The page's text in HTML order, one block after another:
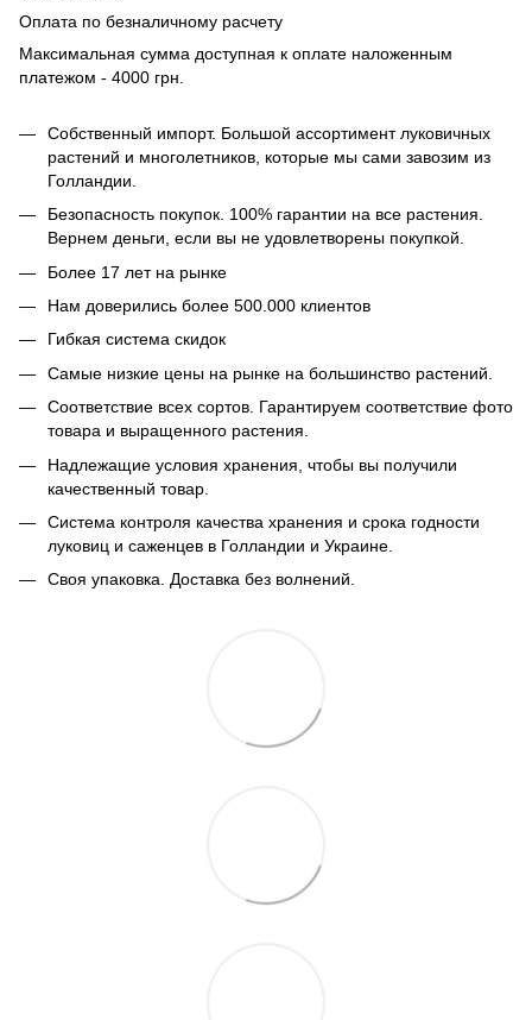
Оплата по безналичному расчету
Максимальная сумма доступная к оплате наложенным
платежом - 4000 грн.
Собственный импорт. Большой ассортимент луковичных
растений и многолетников, которые мы сами завозим из
Голландии.
Безопасность покупок. 100% гарантии на все растения.
Вернем деньги, если вы не удовлетворены покупкой.
Более 17 лет на рынке
Нам доверились более 500.000 клиентов
Гибкая система скидок
Самые низкие цены на рынке на большинство растений.
Соответствие всех сортов. Гарантируем соответствие фото
товара и выращенного растения.
Надлежащие условия хранения, чтобы вы получили
качественный товар.
Система контроля качества хранения и срока годности
луковиц и саженцев в Голландии и Украине.
Своя упаковка. Доставка без волнений.